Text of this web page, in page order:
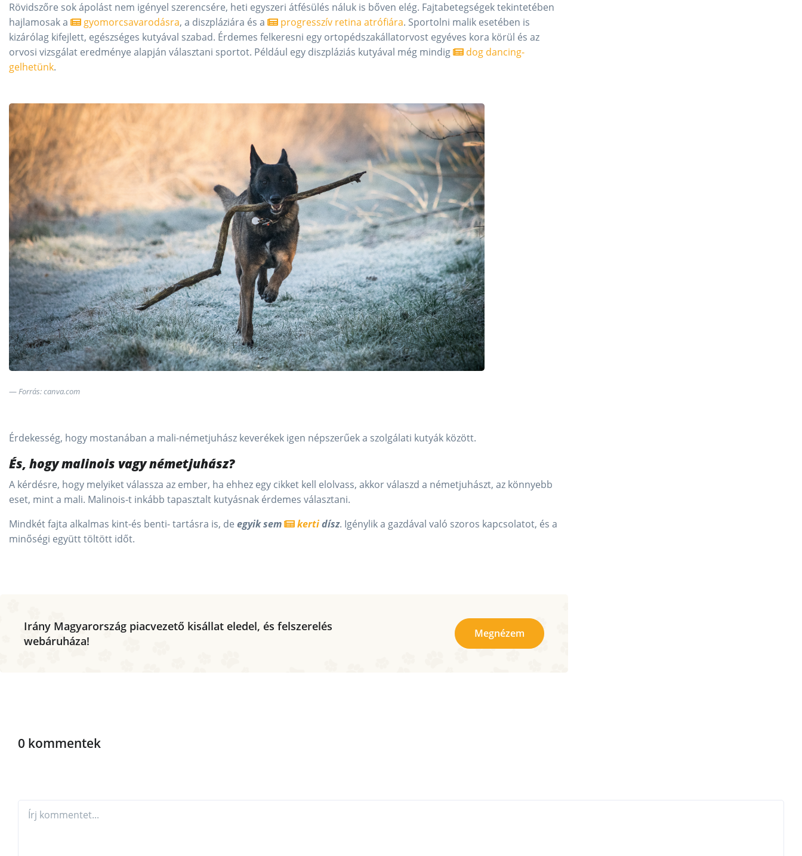
Rövidszőre sok ápolást nem igényel szerencsére, heti egyszeri átfésülés náluk is bőven elég. Fajtabetegségek tekintetében
hajlamosak a
gyomorcsavarodásra, a diszpláziára és a progresszív retina atrófiára. Sportolni malik esetében is
kizárólag kifejlett, egészséges kutyával szabad. Érdemes felkeresni egy ortopédszakállatorvost egyéves kora körül és az
orvosi vizsgálat eredménye alapján választani sportot. Például egy diszpláziás kutyával még mindig
dog dancing-
gelhetünk.
Forrás: canva.com
Érdekesség, hogy mostanában a mali-németjuhász keverékek igen népszerűek a szolgálati kutyák között.
És, hogy malinois vagy németjuhász?
A kérdésre, hogy melyiket válassza az ember, ha ehhez egy cikket kell elolvass, akkor válaszd a németjuhászt, az könnyebb
eset, mint a mali. Malinois-t inkább tapasztalt kutyásnak érdemes választani.
Mindkét fajta alkalmas kint-és benti- tartásra is, de egyik sem kertidísz. Igénylik a gazdával való szoros kapcsolatot, és a
minőségi együtt töltött időt.
Irány Magyarország piacvezető kisállat eledel, és felszerelés
webáruháza!
Megnézem
0 kommentek